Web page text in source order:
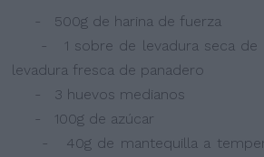
- 500g de harina de fuerza
- 1 sobre de levadura seca de
levadura fresca de panadero
- 3 huevos medianos
- 100g de azúcar
- 40g de mantequilla a